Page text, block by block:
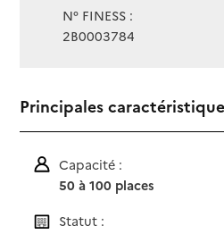
N° FINESS :
2B0003784
Principales
Capacité :
50 à 100 places
Statut :